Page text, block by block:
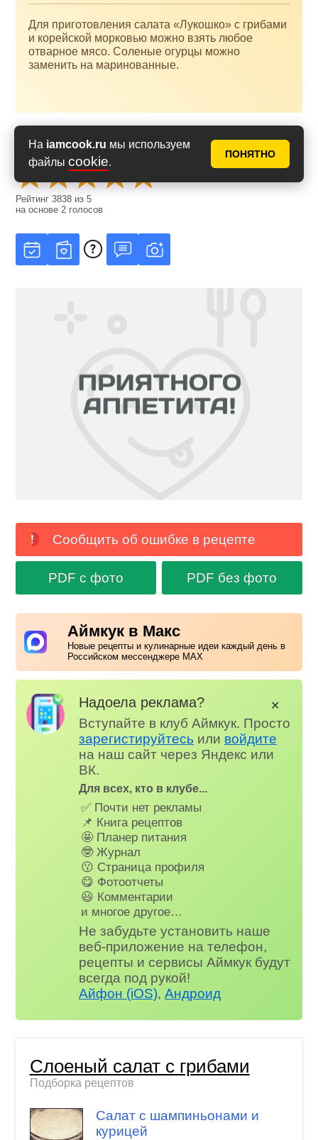
На iamcook.ru мы используем
файлы cookie.
ПОНЯТНО
Для приготовления салата «Лукошко» с грибами
и корейской морковью можно взять любое
отварное мясо. Соленые огурцы можно
заменить на маринованные.
Оценить рецепт
Рейтинг3838 из5
на основе2 голосов
Сообщить об ошибке в рецепте
PDF с фото PDF без фото
Аймкук в Макс
Новые рецепты и кулинарные идеи каждый день в
Российском мессенджере MAX
Надоела реклама?
Вступайте в клуб Аймкук. Просто
зарегистируйтесь или войдите
на наш сайт через Яндекс или
ВК.
Для всех, кто в клубе...
✅ Почти нет рекламы
📌 Книга рецептов
🤩 Планер питания
🤓 Журнал
😗 Страница профиля
😋 Фотоотчеты
😃 Комментарии
и многое другое…
Не забудьте установить наше
веб-приложение на телефон,
рецепты и сервисы Аймкук будут
всегда под рукой!
Айфон (iOS),Андроид
✕
Слоеный салат с грибами
Подборка рецептов
Салат с шампиньонами и
курицей